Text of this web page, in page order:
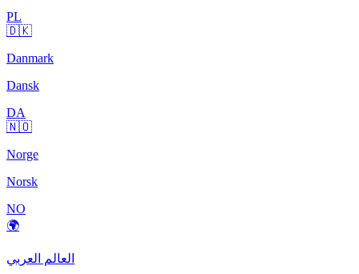
PL
🇩🇰
Danmark
Dansk
DA
🇳🇴
Norge
Norsk
NO
🌍
العالم العربي